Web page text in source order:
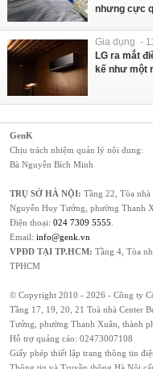
nhưng cực
Gia dụng -
LG ra mắt
kế như một
GenK
Chịu trách nhiệm quản lý nội dung:
Bà Nguyễn Bích Minh
TRỤ SỞ HÀ NỘI: Tầng 22, Tòa
Nguyễn Huy Tưởng, phường Thanh
Điện thoại: 024 7309 5555
Email: info@genk.vn
VPĐD TẠI TP.HCM: Tầng 4, Tòa
TPHCM
© Copyright 2010 - 2026 - Công ty
Tầng 17, 19, 20, 21 Toà nhà Center
Tưởng, phường Thanh Xuân, thành
Hỗ trợ quảng cáo: 02473007108
Giấy phép thiết lập trang thông tin
Thông tin và Truyền thông Hà Nội